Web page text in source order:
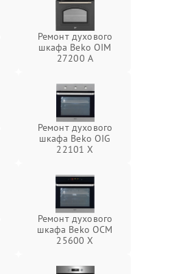
Ремонт духового
шкафа Beko OIM
27200 A
Ремонт духового
шкафа Beko OIG
22101 X
Ремонт духового
шкафа Beko OCM
25600 X